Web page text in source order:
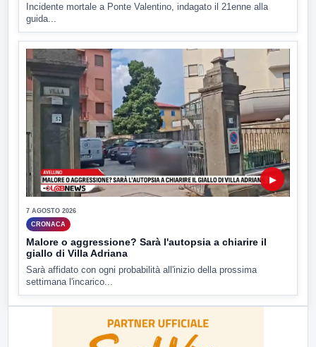
Incidente mortale a Ponte Valentino, indagato il 21enne alla
guida...
▶
7 AGOSTO 2026
CRONACA
Malore o aggressione? Sarà l'autopsia a chiarire il
giallo di Villa Adriana
Sarà affidato con ogni probabilità all'inizio della prossima
settimana l'incarico...